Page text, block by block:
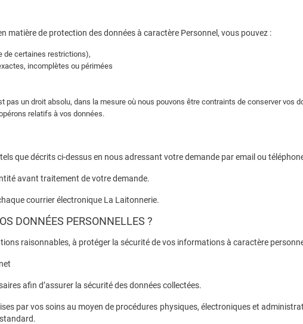
matière de protection des données à caractère Personnel, vous pouvez :
de certaines restrictions),
incomplètes ou périmées
pas un droit absolu, dans la mesure où nous pouvons être contraints de conserver
relatifs à vos données.
que décrits ci-dessus en nous adressant votre demande par email ou
avant traitement de votre demande.
courrier électronique La Laitonnerie.
DONNÉES PERSONNELLES ?
raisonnables, à protéger la sécurité de vos informations à caractère
afin d’assurer la sécurité des données collectées.
par vos soins au moyen de procédures physiques, électroniques et